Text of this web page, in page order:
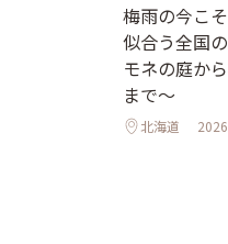
梅雨の今こ
似合う全国
モネの庭か
まで～
北海道